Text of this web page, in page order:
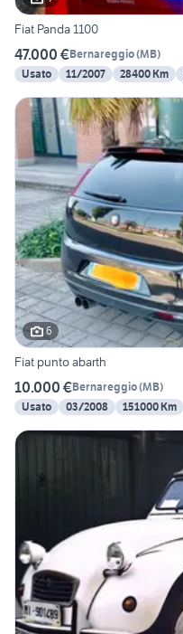
Fiat Panda 1100
47.000 €Bernareggio(MB)
Usato
11/2007 28400 Km
6
Fiat punto abarth
10.000 €Bernareggio(MB)
Usato
03/2008 151000 Km